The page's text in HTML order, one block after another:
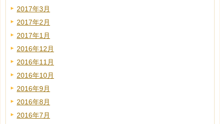
2017年3月
2017年2月
2017年1月
2016年12月
2016年11月
2016年10月
2016年9月
2016年8月
2016年7月